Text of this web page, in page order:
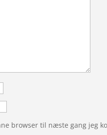
browser til næste gang jeg